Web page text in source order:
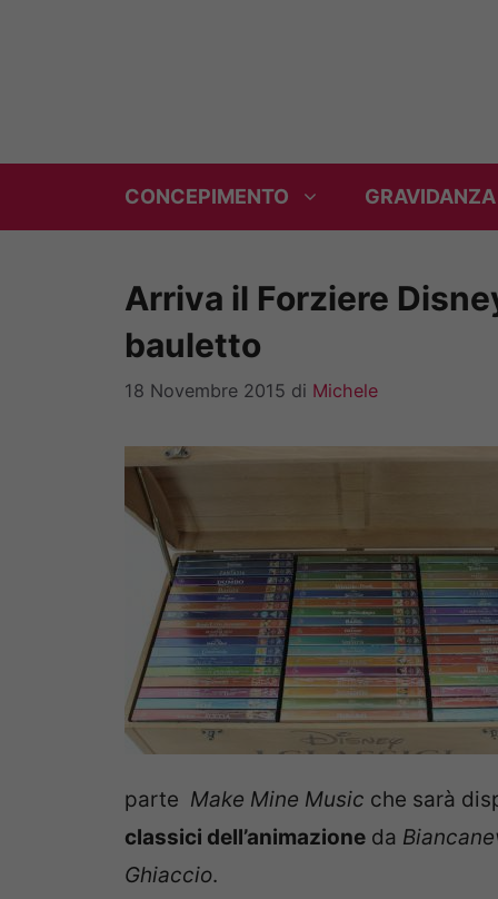
CONCEPIMENTO GRAVIDANZA
Arriva il Forziere
bauletto
18 Novembre 2015 di Michele
parte Make Mine Music che sarà
classici dell’animazione da
Ghiaccio.